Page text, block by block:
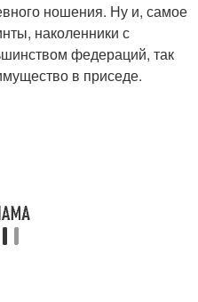
ношения. Ну и, самое
наколенники с
федераций, так
в приседе.